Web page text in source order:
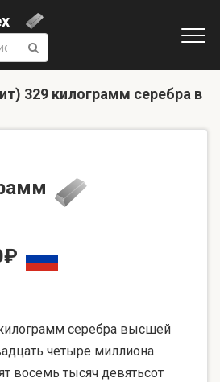
329 килограмм серебра в
серебра высшей
четыре миллиона
восемь тысяч девятьсот